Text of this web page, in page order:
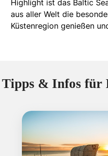
Highlight ist das Baltic
aus aller Welt die
Küstenregion genießen
Tipps & Infos für